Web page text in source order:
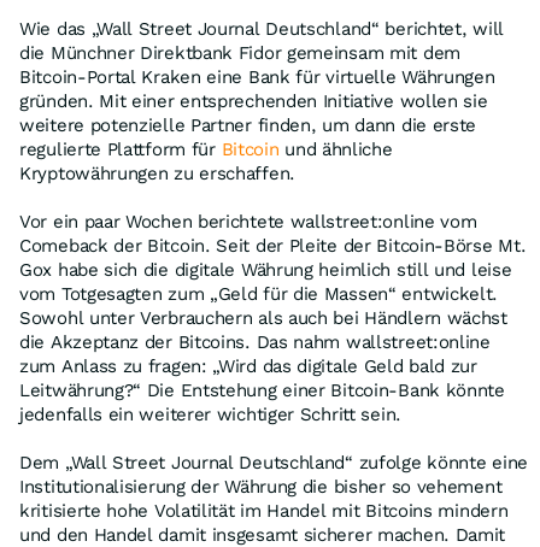
Wie das „Wall Street Journal Deutschland“ berichtet, will
die Münchner Direktbank Fidor gemeinsam mit dem
Bitcoin-Portal Kraken eine Bank für virtuelle Währungen
gründen. Mit einer entsprechenden Initiative wollen sie
weitere potenzielle Partner finden, um dann die erste
regulierte Plattform für Bitcoin und ähnliche
Kryptowährungen zu erschaffen.
Vor ein paar Wochen berichtete wallstreet:online vom
Comeback der Bitcoin. Seit der Pleite der Bitcoin-Börse Mt.
Gox habe sich die digitale Währung heimlich still und leise
vom Totgesagten zum „Geld für die Massen“ entwickelt.
Sowohl unter Verbrauchern als auch bei Händlern wächst
die Akzeptanz der Bitcoins. Das nahm wallstreet:online
zum Anlass zu fragen: „Wird das digitale Geld bald zur
Leitwährung?“ Die Entstehung einer Bitcoin-Bank könnte
jedenfalls ein weiterer wichtiger Schritt sein.
Dem „Wall Street Journal Deutschland“ zufolge könnte eine
Institutionalisierung der Währung die bisher so vehement
kritisierte hohe Volatilität im Handel mit Bitcoins mindern
und den Handel damit insgesamt sicherer machen. Damit